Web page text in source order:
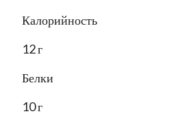
Калорийность
12 г
Белки
10 г